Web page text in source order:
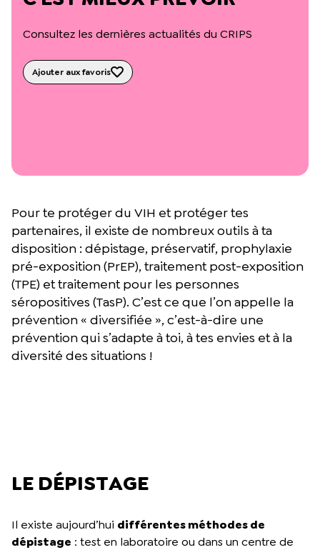
Podcast 🎙️
L’équipe du Crips
Rapports d’activité et financiers
Projets réalisés avec nos partenaires
Consultez les dernières actualités du CRIPS
Ajouter aux favoris
Pour te protéger du VIH et protéger tes
partenaires, il existe de nombreux outils à ta
disposition : dépistage, préservatif, prophylaxie
pré-exposition (PrEP), traitement post-exposition
(TPE) et traitement pour les personnes
séropositives (TasP). C’est ce que l’on appelle la
prévention « diversifiée », c’est-à-dire une
prévention qui s’adapte à toi, à tes envies et à la
diversité des situations !
LE DÉPISTAGE
Il existe aujourd’hui différentes méthodes de
dépistage : test en laboratoire ou dans un centre de